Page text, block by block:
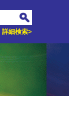
詳細検索>